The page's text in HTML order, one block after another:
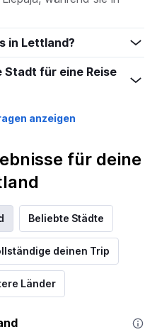
in Lettland?
für eine Reise
anzeigen
für deine
Beliebte Städte
deinen Trip
Länder